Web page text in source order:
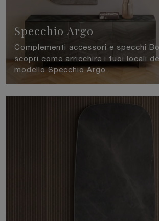
Specchio Argo
Complementi accessori e specchi
scopri come arricchire i tuoi locali
modello Specchio Argo.